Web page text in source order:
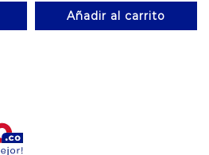
Añadir al carrito